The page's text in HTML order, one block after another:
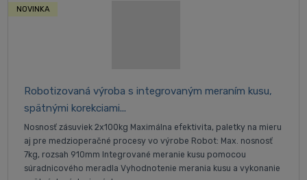
Robotizovaná výroba s integrovaným meraním kusu,
spätnými korekciami...
Nosnosť zásuviek 2x100kg Maximálna efektivita, paletky na mieru
aj pre medzioperačné procesy vo výrobe Robot: Max. nosnosť
7kg, rozsah 910mm Integrované meranie kusu pomocou
súradnicového meradla Vyhodnotenie merania kusu a vykonanie
NOVINKA